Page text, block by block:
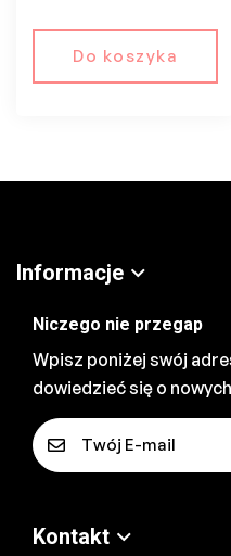
Do koszyka
Informacje
Niczego nie przegap
Wpisz poniżej swój
dowiedzieć się o
E
-
iKontakt